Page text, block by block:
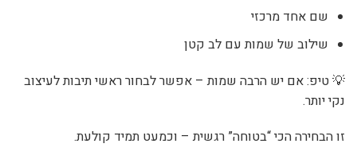
שם אחד מרכזי
שילוב של שמות עם לב קטן
💡 טיפ: אם יש הרבה שמות – אפשר לבחור ראשי תיבות לעיצוב
נקי יותר.
זו הבחירה הכי “בטוחה” רגשית – וכמעט תמיד קולעת.